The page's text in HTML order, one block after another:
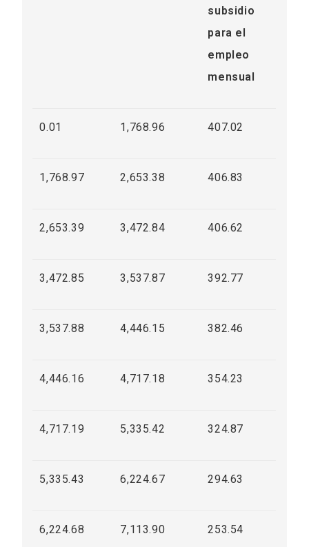
subsidio
para el
empleo
mensual
0.01 1,768.96 407.02
1,768.97 2,653.38 406.83
2,653.39 3,472.84 406.62
3,472.85 3,537.87 392.77
3,537.88 4,446.15 382.46
4,446.16 4,717.18 354.23
4,717.19 5,335.42 324.87
5,335.43 6,224.67 294.63
6,224.68 7,113.90 253.54